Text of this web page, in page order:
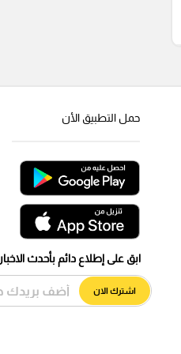
حمل التطبيق الأن
ابق على إطلاع دائم بأحدث الاخبار
اشترك الان